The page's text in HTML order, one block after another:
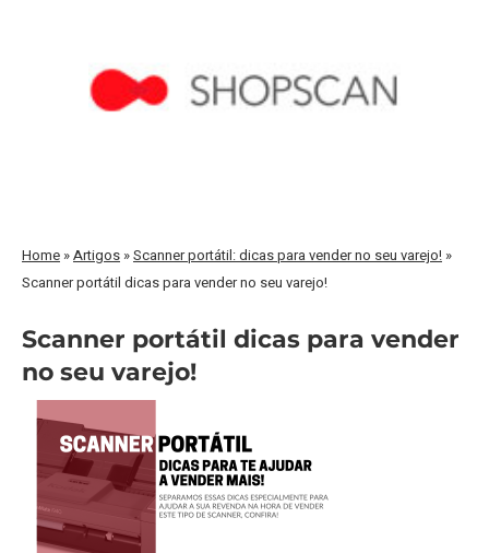
Home »Artigos »Scanner portátil: dicas para vender no seu varejo! »
Scanner portátil dicas para vender no seu varejo!
Scanner portátil dicas para vender
no seu varejo!